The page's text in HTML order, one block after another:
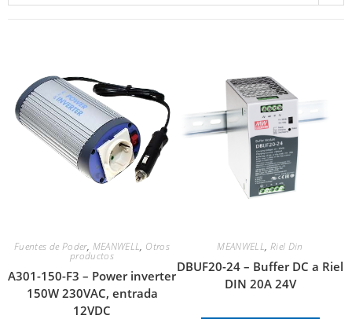
Fuentes de Poder, MEANWELL, Otros
productos
A301-150-F3 – Power inverter
150W 230VAC, entrada
12VDC
MEANWELL, Riel Din
DBUF20-24 – Buffer DC a Riel
DIN 20A 24V